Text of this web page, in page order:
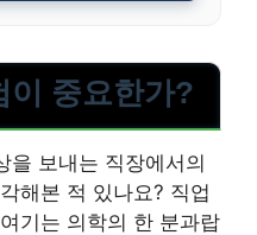
이 중요한가?
을 보내는 직장에서의
해본 적 있나요? 직업
기는 의학의 한 분과랍